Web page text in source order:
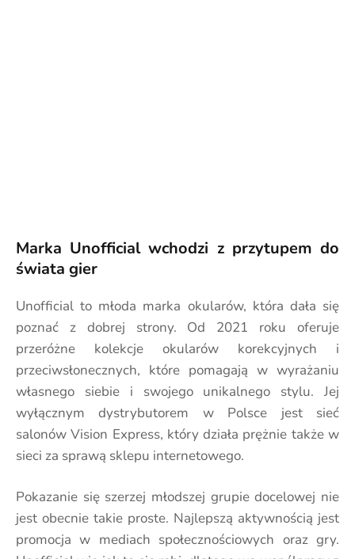
Marka Unofficial wchodzi z przytupem do
świata gier
Unofficial to młoda marka okularów, która dała się
poznać z dobrej strony. Od 2021 roku oferuje
przeróżne kolekcje okularów korekcyjnych i
przeciwsłonecznych, które pomagają w wyrażaniu
własnego siebie i swojego unikalnego stylu. Jej
wyłącznym dystrybutorem w Polsce jest sieć
salonów Vision Express, który działa prężnie także w
sieci za sprawą sklepu internetowego.
Pokazanie się szerzej młodszej grupie docelowej nie
jest obecnie takie proste. Najlepszą aktywnością jest
promocja w mediach społecznościowych oraz gry.